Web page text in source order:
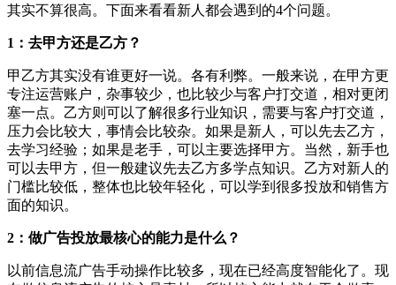
其实不算很高。 下面来看看新人都会遇到的4个问题。
1：去甲方还是乙方？
甲乙方其实没有谁更好一说。各有利弊。一般来说，在甲方更
专注运营账户，杂事较少，也比较少与客户打交道，相对更闭
塞一点。乙方则可以了解很多行业知识，需要与客户打交道，
压力会比较大，事情会比较杂。如果是新人，可以先去乙方，
去学习经验；如果是老手，可以主要选择甲方。当然，新手也
可以去甲方，但一般建议先去乙方多学点知识。乙方对新人的
门槛比较低，整体也比较年轻化，可以学到很多投放和销售方
面的知识。
2：做广告投放最核心的能力是什么？
以前信息流广告手动操作比较多，现在已经高度智能化了。现